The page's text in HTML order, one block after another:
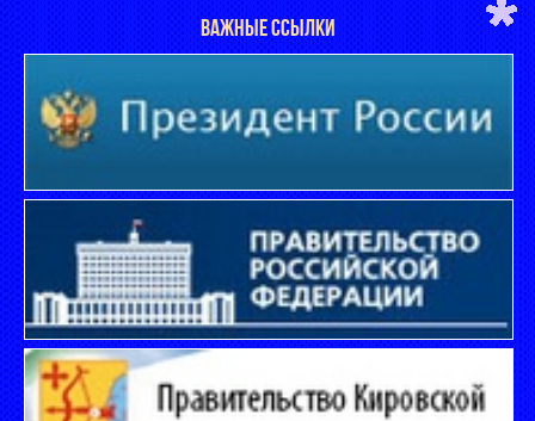
ВАЖНЫЕ ССЫЛКИ